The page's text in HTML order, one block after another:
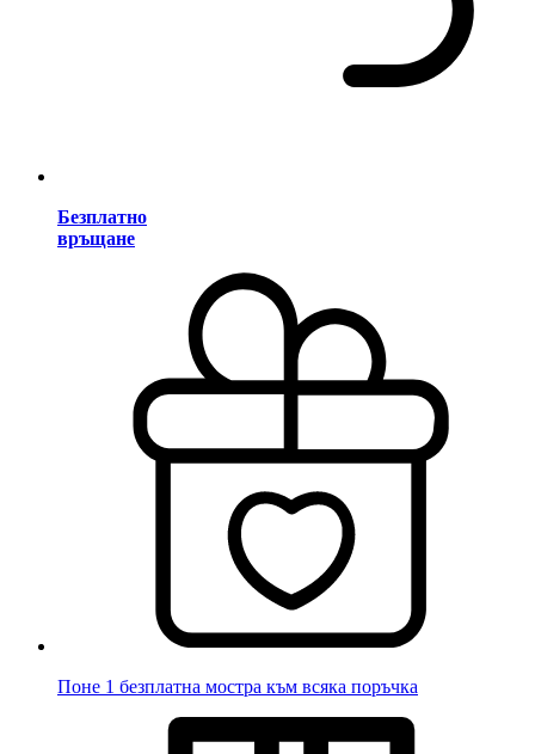
Безплатно
връщане
Поне 1 безплатна мостра към всяка поръчка